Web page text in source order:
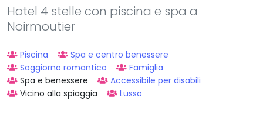
Hotel 4 stelle con piscina e spa a
Noirmoutier
Piscina
Spa e centro benessere
Soggiorno romantico
Famiglia
Spa e benessere
Accessibile per disabili
Vicino alla spiaggia
Lusso